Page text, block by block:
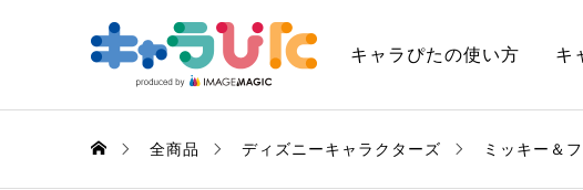
キャラぴたの使い方 キ
全商品 ディズニーキャラクターズ ミッキー＆